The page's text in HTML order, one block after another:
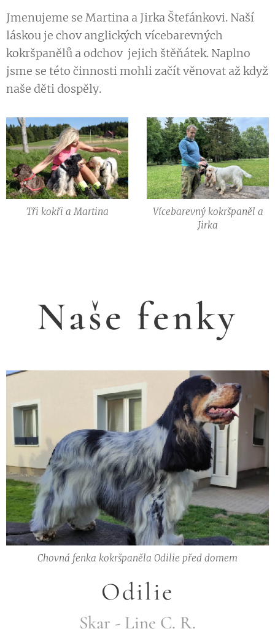
Jmenujeme se Martina a Jirka Štefánkovi. Naší
láskou je chov anglických vícebarevných
kokršpanělů a odchov jejich štěňátek. Naplno
jsme se této činnosti mohli začít věnovat až když
naše děti dospěly.
Tři kokři a Martina
Vícebarevný kokršpaněl a
Jirka
Naše fenky
Chovná fenka kokršpaněla Odilie před domem
Odilie
Skar - Line C. R.